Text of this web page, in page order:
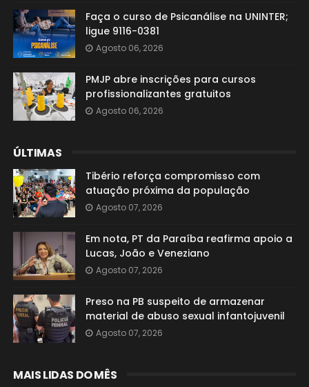
Faça o curso de Psicanálise na UNINTER;
ligue 9116-0381
Agosto 06, 2026
PMJP abre inscrições para cursos
profissionalizantes gratuitos
Agosto 06, 2026
ÚLTIMAS
Tibério reforça compromisso com
atuação próxima da população
Agosto 07, 2026
Em nota, PT da Paraíba reafirma apoio a
Lucas, João e Veneziano
Agosto 07, 2026
Preso na PB suspeito de armazenar
material de abuso sexual infantojuvenil
Agosto 07, 2026
MAIS LIDAS DO MÊS